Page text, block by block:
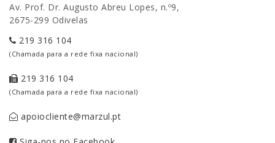
Av. Prof. Dr. Augusto Abreu Lopes, n.º9,
2675-299 Odivelas
219 316 104
(Chamada para a rede fixa nacional)
219 316 104
(Chamada para a rede fixa nacional)
apoiocliente@marzul.pt